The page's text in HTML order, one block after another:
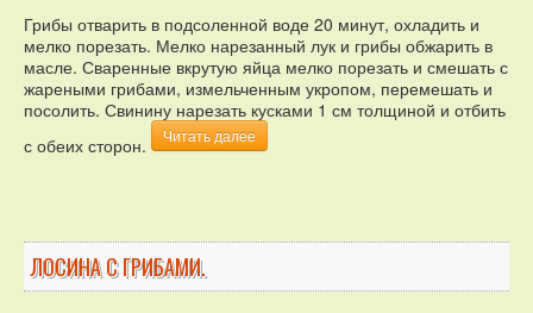
Грибы отварить в подсоленной воде 20 минут, охладить и
мелко порезать. Мелко нарезанный лук и грибы обжарить в
масле. Сваренные вкрутую яйца мелко порезать и смешать с
жареными грибами, измельченным укропом, перемешать и
посолить. Свинину нарезать кусками 1 см толщиной и отбить
с обеих сторон.
Читать далее
ЛОСИНА С ГРИБАМИ.